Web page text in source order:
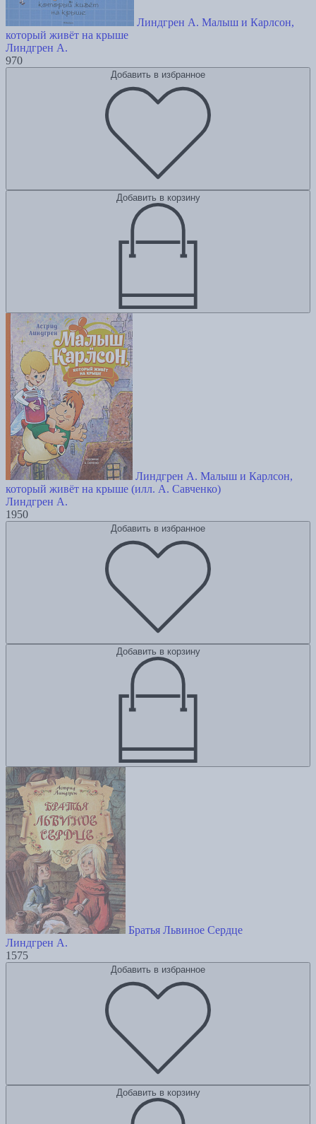
Линдгрен А. Малыш и Карлсон,
который живёт на крыше
Линдгрен А.
970
Добавить в избранное
Добавить в корзину
Линдгрен А. Малыш и Карлсон,
который живёт на крыше (илл. А. Савченко)
Линдгрен А.
1950
Добавить в избранное
Добавить в корзину
Братья Львиное Сердце
Линдгрен А.
1575
Добавить в избранное
Добавить в корзину